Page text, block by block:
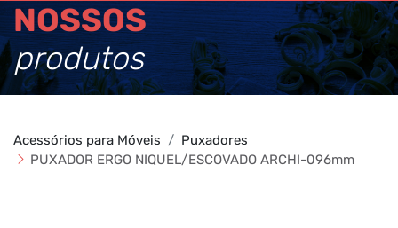
NOSSOS
produtos
Acessórios para Móveis
Puxadores
PUXADOR ERGO NIQUEL/ESCOVADO ARCHI-096mm